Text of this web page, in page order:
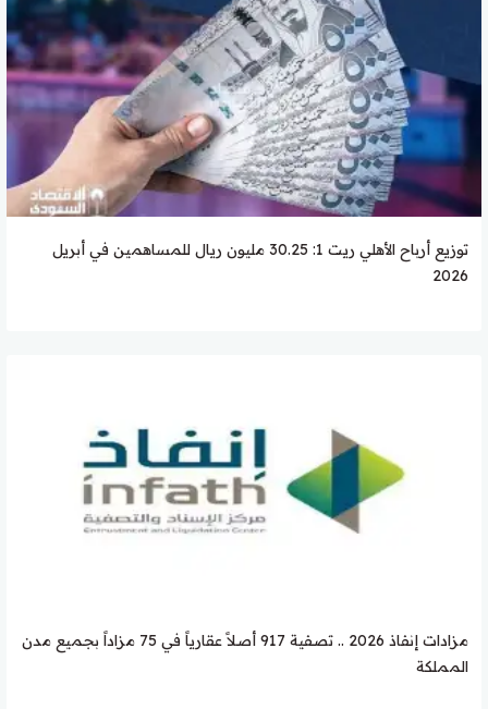
توزيع أرباح الأهلي ريت 1: 30.25 مليون ريال للمساهمين في أبريل
2026
مزادات إنفاذ 2026 .. تصفية 917 أصلاً عقارياً في 75 مزاداً بجميع مدن
المملكة